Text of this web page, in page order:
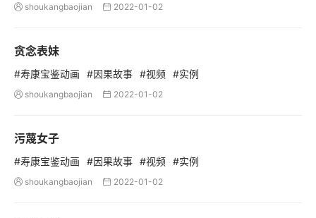
 shoukangbaojian  2022-01-02
贪念表妹
#寿康宝鉴动画 #因果故事 #视频 #实例
 shoukangbaojian  2022-01-02
污蔑女子
#寿康宝鉴动画 #因果故事 #视频 #实例
 shoukangbaojian  2022-01-02